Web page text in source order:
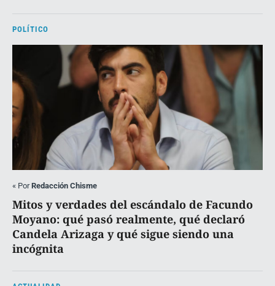
POLÍTICO
« PorRedacción Chisme
Mitos y verdades del escándalo de Facundo
Moyano: qué pasó realmente, qué declaró
Candela Arizaga y qué sigue siendo una
incógnita